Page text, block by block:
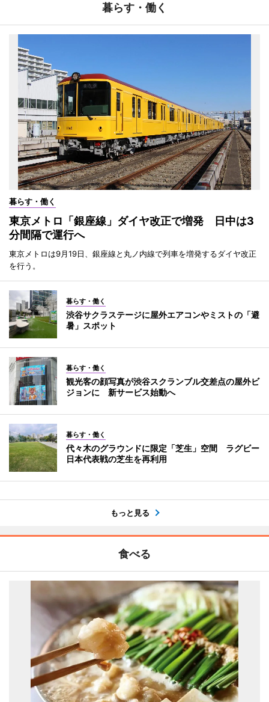
暮らす・働く
暮らす・働く
東京メトロ「銀座線」ダイヤ改正で増発 日中は3
分間隔で運行へ
東京メトロは9月19日、銀座線と丸ノ内線で列車を増発するダイヤ改正
を行う。
暮らす・働く
渋谷サクラステージに屋外エアコンやミストの「避
暑」スポット
暮らす・働く
観光客の顔写真が渋谷スクランブル交差点の屋外ビ
ジョンに 新サービス始動へ
暮らす・働く
代々木のグラウンドに限定「芝生」空間 ラグビー
日本代表戦の芝生を再利用
もっと見る
食べる